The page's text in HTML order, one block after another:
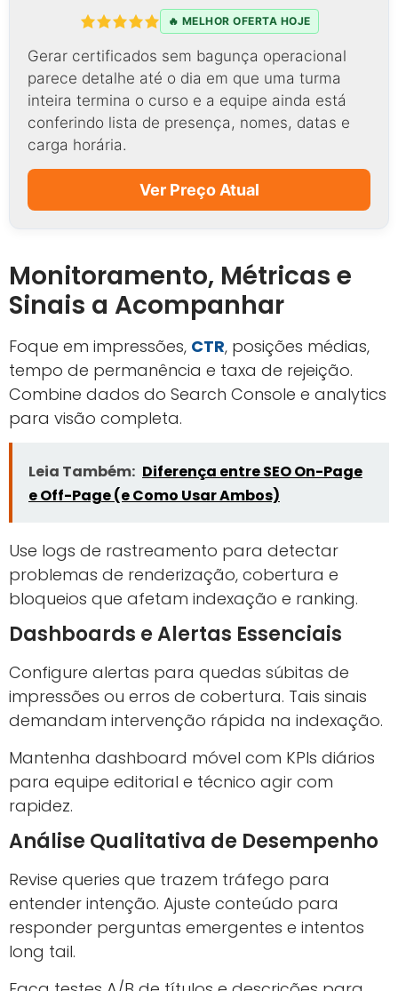
🔥 MELHOR OFERTA HOJE
Gerar certificados sem bagunça operacional
parece detalhe até o dia em que uma turma
inteira termina o curso e a equipe ainda está
conferindo lista de presença, nomes, datas e
carga horária.
Ver Preço Atual
Monitoramento, Métricas e
Sinais a Acompanhar
Foque em impressões, CTR, posições médias,
tempo de permanência e taxa de rejeição.
Combine dados do Search Console e analytics
para visão completa.
Leia Também: Diferença entre SEO On-Page
e Off-Page (e Como Usar Ambos)
Use logs de rastreamento para detectar
problemas de renderização, cobertura e
bloqueios que afetam indexação e ranking.
Dashboards e Alertas Essenciais
Configure alertas para quedas súbitas de
impressões ou erros de cobertura. Tais sinais
demandam intervenção rápida na indexação.
Mantenha dashboard móvel com KPIs diários
para equipe editorial e técnico agir com
rapidez.
Análise Qualitativa de Desempenho
Revise queries que trazem tráfego para
entender intenção. Ajuste conteúdo para
responder perguntas emergentes e intentos
long tail.